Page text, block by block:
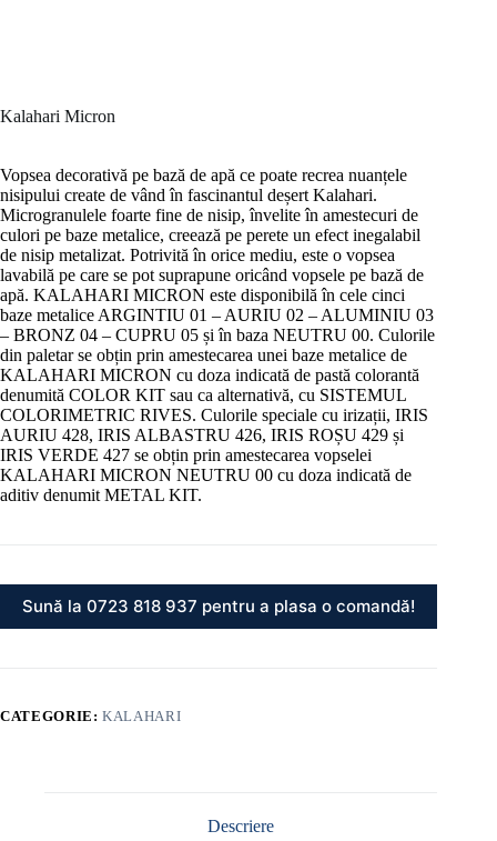
Kalahari Micron
Vopsea decorativă pe bază de apă ce poate recrea nuanțele
nisipului create de vând în fascinantul deșert Kalahari.
Microgranulele foarte fine de nisip, învelite în amestecuri de
culori pe baze metalice, creează pe perete un efect inegalabil
de nisip metalizat. Potrivită în orice mediu, este o vopsea
lavabilă pe care se pot suprapune oricând vopsele pe bază de
apă. KALAHARI MICRON este disponibilă în cele cinci
baze metalice ARGINTIU 01 – AURIU 02 – ALUMINIU 03
– BRONZ 04 – CUPRU 05 și în baza NEUTRU 00. Culorile
din paletar se obțin prin amestecarea unei baze metalice de
KALAHARI MICRON cu doza indicată de pastă colorantă
denumită COLOR KIT sau ca alternativă, cu SISTEMUL
COLORIMETRIC RIVES. Culorile speciale cu irizații, IRIS
AURIU 428, IRIS ALBASTRU 426, IRIS ROȘU 429 și
IRIS VERDE 427 se obțin prin amestecarea vopselei
KALAHARI MICRON NEUTRU 00 cu doza indicată de
aditiv denumit METAL KIT.
Sună la 0723 818 937 pentru a plasa o comandă!
CATEGORIE:KALAHARI
Descriere